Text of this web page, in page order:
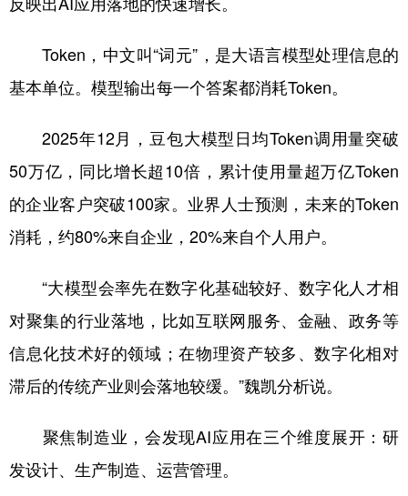
反映出AI应用落地的快速增长。
Token，中文叫“词元”，是大语言模型处理信息的
基本单位。模型输出每一个答案都消耗Token。
2025年12月，豆包大模型日均Token调用量突破
50万亿，同比增长超10倍，累计使用量超万亿Token
的企业客户突破100家。业界人士预测，未来的Token
消耗，约80%来自企业，20%来自个人用户。
“大模型会率先在数字化基础较好、数字化人才相
对聚集的行业落地，比如互联网服务、金融、政务等
信息化技术好的领域；在物理资产较多、数字化相对
滞后的传统产业则会落地较缓。”魏凯分析说。
聚焦制造业，会发现AI应用在三个维度展开：研
发设计、生产制造、运营管理。